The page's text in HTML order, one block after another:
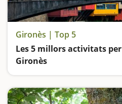
Gironès | Top 5
Les 5 millors activitats
Gironès